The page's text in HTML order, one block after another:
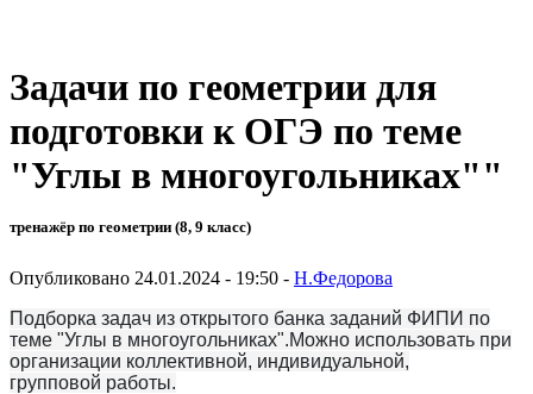
Задачи по геометрии для
подготовки к ОГЭ по теме
"Углы в многоугольниках""
тренажёр по геометрии (8, 9 класс)
Опубликовано 24.01.2024 - 19:50 - Н.Федорова
Подборка задач из открытого банка заданий ФИПИ по
теме "Углы в многоугольниках".Можно использовать при
организации коллективной, индивидуальной,
групповой работы.